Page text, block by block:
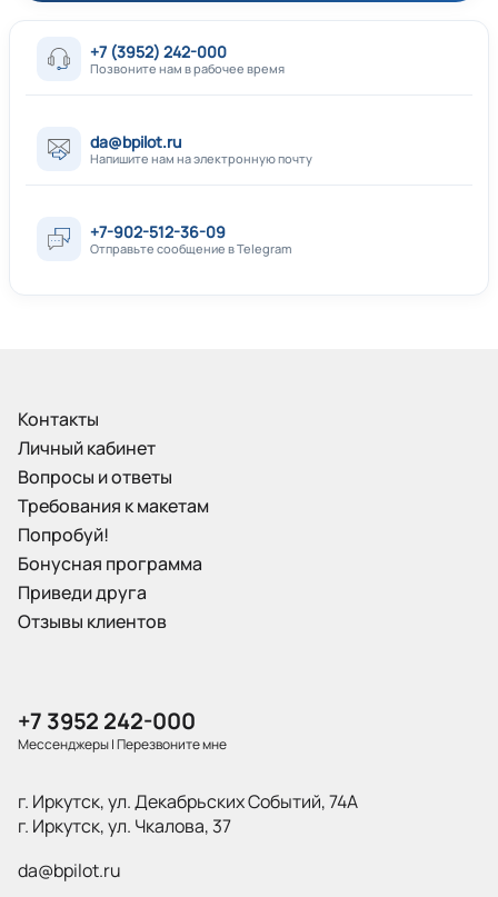
+7 (3952) 242-000
Позвоните нам в рабочее время
da@bpilot.ru
Напишите нам на электронную почту
+7-902-512-36-09
Отправьте сообщение в Telegram
Контакты
Личный кабинет
Вопросы и ответы
Требования к макетам
Попробуй!
Бонусная программа
Приведи друга
Отзывы клиентов
+7 3952 242-000
Мессенджеры|Перезвоните мне
г. Иркутск, ул. Декабрьских Событий, 74А
г. Иркутск, ул. Чкалова, 37
da@bpilot.ru